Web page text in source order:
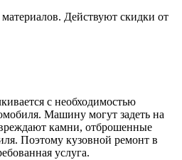
Действуют скидки от
с необходимостью
Машину могут задеть на
камни, отброшенные
Поэтому кузовной ремонт в
услуга.